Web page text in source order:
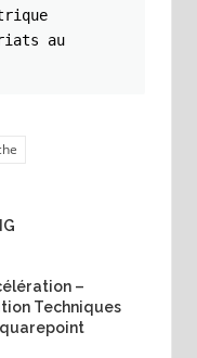
au
–
Techniques